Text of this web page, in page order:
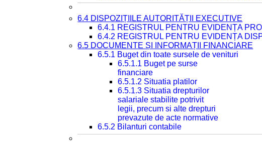
6.4 DISPOZIȚIILE AUTORITĂȚII EXECUTIVE
6.4.1 REGISTRUL PENTRU EVIDENȚA
6.4.2 REGISTRUL PENTRU EVIDENȚA
6.5 DOCUMENTE ȘI INFORMAȚII FINANCIARE
6.5.1 Buget din toate sursele de venituri
6.5.1.1 Buget pe surse
financiare
6.5.1.2 Situatia platilor
6.5.1.3 Situatia drepturilor
salariale stabilite potrivit
legii, precum si alte drepturi
prevazute de acte normative
6.5.2 Bilanturi contabile